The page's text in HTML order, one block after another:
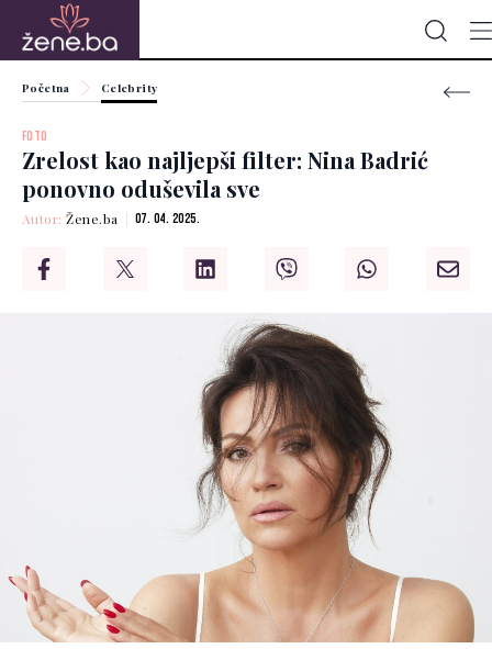
Početna Celebrity
FOTO
Zrelost kao najljepši filter: Nina Badrić
ponovno oduševila sve
Autor:Žene.ba 07. 04. 2025.